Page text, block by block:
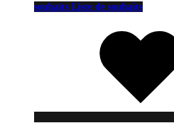
souhaits Liste de souhaits